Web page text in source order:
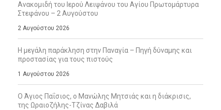
Ανακομιδή του Ιερού Λειψάνου του Αγίου Πρωτομάρτυρα
Στεφάνου – 2 Αυγούστου
2 Αυγούστου 2026
Η μεγάλη παράκληση στην Παναγία – Πηγή δύναμης και
προστασίας για τους πιστούς
1 Αυγούστου 2026
Ο Άγιος Παΐσιος, ο Μανώλης Μητσιάς και η διάκρισις,
της Ωραιοζήλης-Τζίνας Δαβιλά